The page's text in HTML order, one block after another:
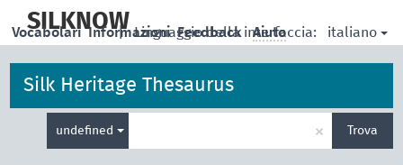
main
SILKNOW
| Linguaggio della interfaccia: italiano
Vocabolari Informazioni Feedback Aiuto
Silk Heritage Thesaurus
undefined × Trova